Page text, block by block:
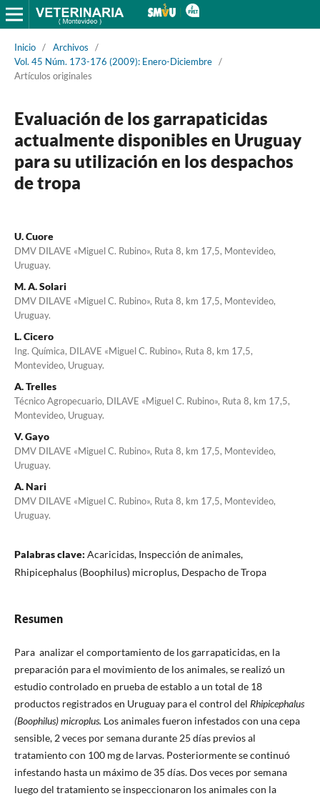
Inicio / Archivos
/
Vol. 45 Núm. 173-176 (2009): Enero-Diciembre /
Artículos originales
Evaluación de los garrapaticidas
actualmente disponibles en Uruguay
para su utilización en los despachos
de tropa
U. Cuore
DMV DILAVE «Miguel C. Rubino», Ruta 8, km 17,5, Montevideo,
Uruguay.
M. A. Solari
DMV DILAVE «Miguel C. Rubino», Ruta 8, km 17,5, Montevideo,
Uruguay.
L. Cicero
Ing. Química, DILAVE «Miguel C. Rubino», Ruta 8, km 17,5,
Montevideo, Uruguay.
A. Trelles
Técnico Agropecuario, DILAVE «Miguel C. Rubino», Ruta 8, km 17,5,
Montevideo, Uruguay.
V. Gayo
DMV DILAVE «Miguel C. Rubino», Ruta 8, km 17,5, Montevideo,
Uruguay.
A. Nari
DMV DILAVE «Miguel C. Rubino», Ruta 8, km 17,5, Montevideo,
Uruguay.
Palabras clave: Acaricidas, Inspección de animales,
Rhipicephalus (Boophilus) microplus, Despacho de Tropa
Resumen
Para analizar el comportamiento de los garrapaticidas, en la
preparación para el movimiento de los animales, se realizó un
estudio controlado en prueba de establo a un total de 18
productos registrados en Uruguay para el control del Rhipicephalus
(Boophilus) microplus. Los animales fueron infestados con una cepa
sensible, 2 veces por semana durante 25 días previos al
tratamiento con 100 mg de larvas. Posteriormente se continuó
infestando hasta un máximo de 35 días. Dos veces por semana
luego del tratamiento se inspeccionaron los animales con la